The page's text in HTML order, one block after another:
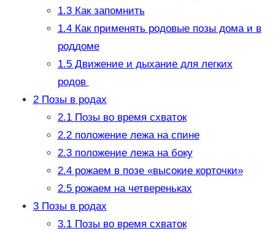
1.3Как запомнить
1.4Как применять родовые позы дома и в
роддоме
1.5Движение и дыхание для легких
родов
2Позы в родах
2.1Позы во время схваток
2.2положение лежа на спине
2.3положение лежа на боку
2.4рожаем в позе «высокие корточки»
2.5рожаем на четвереньках
3Позы в родах
3.1Позы во время схваток